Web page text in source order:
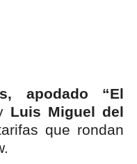
apodado “El
Luis Miguel del
que rondan